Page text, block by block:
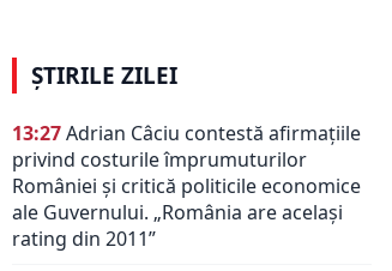
ȘTIRILE ZILEI
13:27Adrian Câciu contestă afirmațiile
privind costurile împrumuturilor
României și critică politicile economice
ale Guvernului. „România are același
rating din 2011”